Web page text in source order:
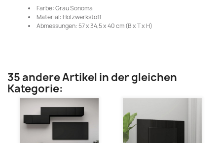
Farbe: Grau Sonoma
Material: Holzwerkstoff
Abmessungen: 57 x 34,5 x 40 cm (B x T x H)
35 andere Artikel in der gleichen
Kategorie: